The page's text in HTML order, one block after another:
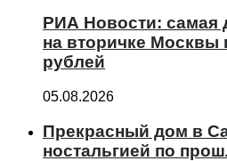
РИА Новости: самая
на вторичке Москвы
рублей
05.08.2026
Прекрасный дом в
ностальгией по